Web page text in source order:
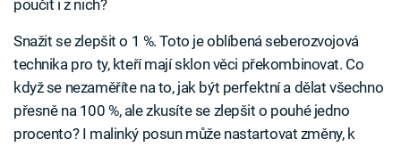
poučit i z nich?
Snažit se zlepšit o 1 %. Toto je oblíbená seberozvojová
technika pro ty, kteří mají sklon věci překombinovat. Co
když se nezaměříte na to, jak být perfektní a dělat všechno
přesně na 100 %, ale zkusíte se zlepšit o pouhé jedno
procento? I malinký posun může nastartovat změny, k